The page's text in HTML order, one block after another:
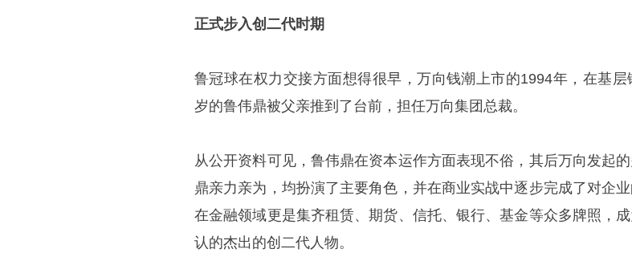
正式步入创二代时期
鲁冠球在权力交接方面想得很早，万向钱潮上市的1994年，在基
岁的鲁伟鼎被父亲推到了台前，担任万向集团总裁。
从公开资料可见，鲁伟鼎在资本运作方面表现不俗，其后万向发起
鼎亲力亲为，均扮演了主要角色，并在商业实战中逐步完成了对企
在金融领域更是集齐租赁、期货、信托、银行、基金等众多牌照，
认的杰出的创二代人物。